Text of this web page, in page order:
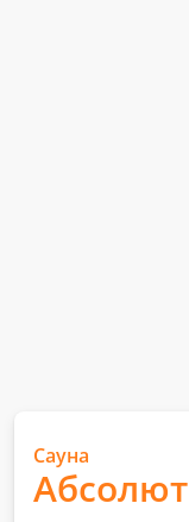
Сауна
Абсолют